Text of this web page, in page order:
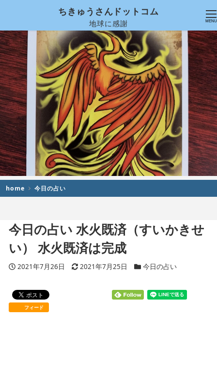
ちきゅうさんドットコム
地球に感謝 MENU
home 今日の占い
今日の占い 水火既済（すいかきせ
い） 水火既済は完成
投稿日
2021年7月26日 更新日
2021年7月25日 カテゴリー
今日の占い
フィード